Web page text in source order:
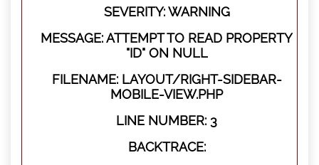
SEVERITY: WARNING
MESSAGE: ATTEMPT TO READ PROPERTY
"ID" ON NULL
FILENAME: LAYOUT/RIGHT-SIDEBAR-
MOBILE-VIEW.PHP
LINE NUMBER: 3
BACKTRACE: